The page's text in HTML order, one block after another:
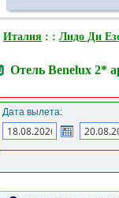
Италия : : Лидо Ди
Отель Benelux 2*
Дата вылета: